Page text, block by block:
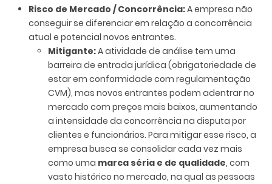
Risco de Mercado / Concorrência:A empresa não
conseguir se diferenciar em relação a concorrência
atual e potencial novos entrantes.
Mitigante:A atividade de análise tem uma
barreira de entrada jurídica (obrigatoriedade de
estar em conformidade com regulamentação
CVM), mas novos entrantes podem adentrar no
mercado com preços mais baixos, aumentando
a intensidade da concorrência na disputa por
clientes e funcionários. Para mitigar esse risco, a
empresa busca se consolidar cada vez mais
como uma marca séria e de qualidade, com
vasto histórico no mercado, na qual as pessoas